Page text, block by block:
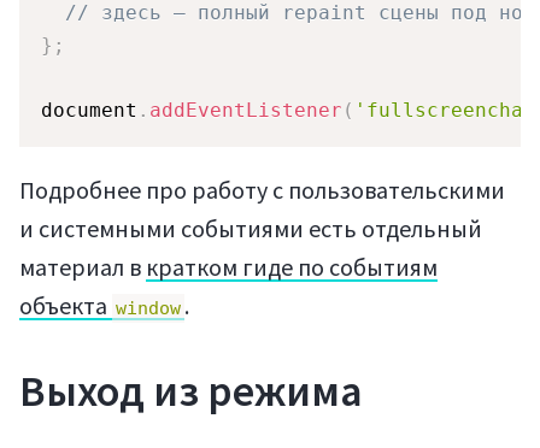
// здесь — полный repaint сцены под
} ;
document . addEventListener (
Подробнее про работу с пользовательскими
и системными событиями есть отдельный
материал в кратком гиде по событиям
объекта window .
Выход из режима